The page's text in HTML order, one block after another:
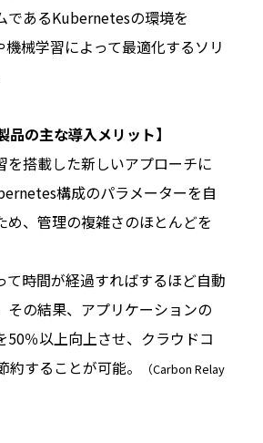
であるKubernetesの環境を
械学習によって最適化するソリ
品の主な導入メリット】
を搭載した新しいアプローチに
構成のパラメーターを自
め、管理の複雑さのほとんどを
て時間が経過すればするほど自動
その結果、アプリケーションの
50％以上向上させ、クラウドコ
することが可能。
（Carbon Relay